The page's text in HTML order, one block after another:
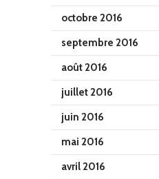
octobre 2016
septembre 2016
août 2016
juillet 2016
juin 2016
mai 2016
avril 2016